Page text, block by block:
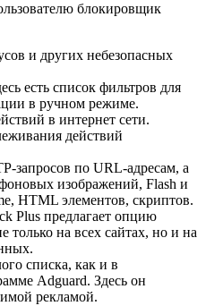
блокировщик
и других небезопасных
есть список фильтров для
в ручном режиме.
в интернет сети.
действий
запросов по URL-адресам, а
изображений, Flash и
HTML элементов, скриптов.
Plus предлагает опцию
только на всех сайтах, но и на
списка, как и в
Adguard. Здесь он
рекламой.